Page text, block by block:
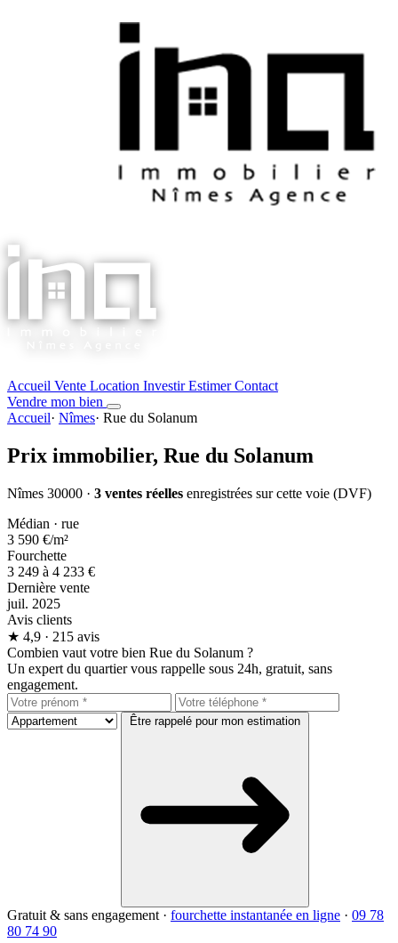
Accueil Vente Location InvestirEstimerContact
Vendre mon bien
Accueil· Nîmes· Rue du Solanum
Prix immobilier, Rue du Solanum
Nîmes 30000 · 3 ventes réelles enregistrées sur cette voie (DVF)
Médian · rue
3 590 €/m²
Fourchette
3 249 à 4 233 €
Dernière vente
juil. 2025
Avis clients
★ 4,9 · 215 avis
Combien vaut votre bien Rue du Solanum ?
Un expert du quartier vous rappelle sous 24h, gratuit, sans
engagement.
Être rappelé pour mon estimation
Gratuit & sans engagement · fourchette instantanée en ligne · 09 78
80 74 90